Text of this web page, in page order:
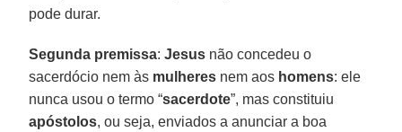
pode durar.
Segunda premissa:Jesus não concedeu o
sacerdócio nem às mulheres nem aos homens: ele
nunca usou o termo “sacerdote”, mas constituiu
apóstolos, ou seja, enviados a anunciar a boa